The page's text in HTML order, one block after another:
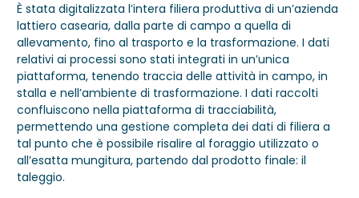
È stata digitalizzata l’intera filiera produttiva di un’azienda
lattiero casearia, dalla parte di campo a quella di
allevamento, fino al trasporto e la trasformazione. I dati
relativi ai processi sono stati integrati in un’unica
piattaforma, tenendo traccia delle attività in campo, in
stalla e nell’ambiente di trasformazione. I dati raccolti
confluiscono nella piattaforma di tracciabilità,
permettendo una gestione completa dei dati di filiera a
tal punto che è possibile risalire al foraggio utilizzato o
all’esatta mungitura, partendo dal prodotto finale: il
taleggio.